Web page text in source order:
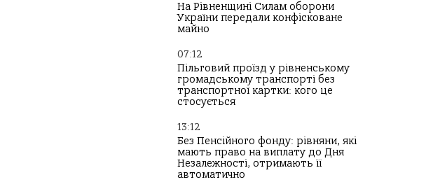
На Рівненщині Силам оборони
України передали конфісковане
майно
07:12
Пільговий проїзд у рівненському
громадському транспорті без
транспортної картки: кого це
стосується
13:12
Без Пенсійного фонду: рівняни, які
мають право на виплату до Дня
Незалежності, отримають її
автоматично